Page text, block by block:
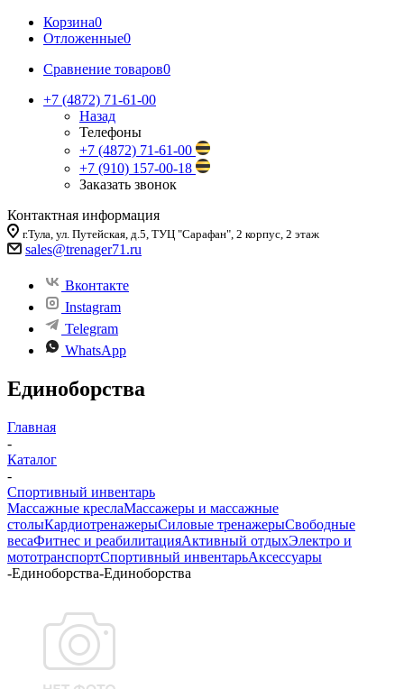
Корзина0
Отложенные0
Сравнение товаров0
+7 (4872) 71-61-00
Назад
Телефоны
+7 (4872) 71-61-00
+7 (910) 157-00-18
Заказать звонок
Контактная информация
г.Тула, ул. Путейская, д.5, ТУЦ "Сарафан", 2 корпус, 2 этаж
sales@trenager71.ru
Вконтакте
Instagram
Telegram
WhatsApp
Единоборства
Главная
-
Каталог
-
Спортивный инвентарь
Массажные креслаМассажеры и массажные
столыКардиотренажерыСиловые тренажерыСвободные
весаФитнес и реабилитацияАктивный отдыхЭлектро и
мототранспортСпортивный инвентарьАксессуары
-Единоборства-Единоборства